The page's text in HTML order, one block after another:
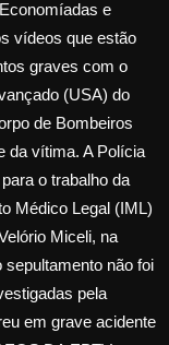
e
vídeos que estão
graves com o
(USA) do
de Bombeiros
da vítima. A Polícia
o trabalho da
Médico Legal (IML)
Miceli, na
sepultamento não foi
pela
em grave acidente